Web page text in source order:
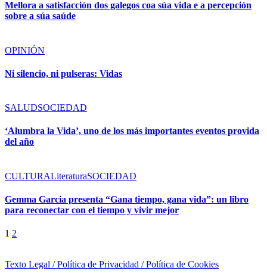
Mellora a satisfacción dos galegos coa súa vida e a percepción
sobre a súa saúde
OPINIÓN
Ni silencio, ni pulseras: Vidas
SALUDSOCIEDAD
‘Alumbra la Vida’, uno de los más importantes eventos provida
del año
CULTURALiteraturaSOCIEDAD
Gemma Garcia presenta “Gana tiempo, gana vida”: un libro
para reconectar con el tiempo y vivir mejor
1 2
Texto Legal / Política de Privacidad / Política de Cookies